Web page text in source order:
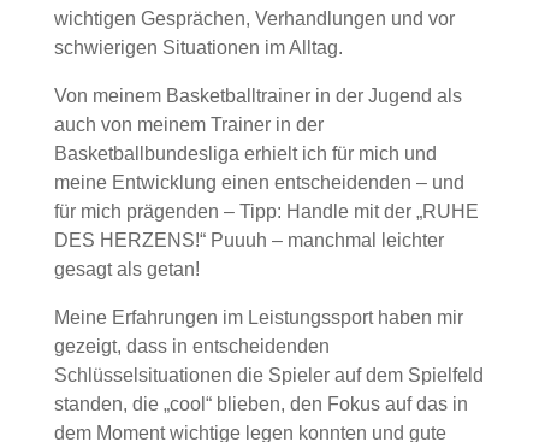
wichtigen Gesprächen, Verhandlungen und vor
schwierigen Situationen im Alltag.
Von meinem Basketballtrainer in der Jugend als
auch von meinem Trainer in der
Basketballbundesliga erhielt ich für mich und
meine Entwicklung einen entscheidenden – und
für mich prägenden – Tipp: Handle mit der „RUHE
DES HERZENS!“ Puuuh – manchmal leichter
gesagt als getan!
Meine Erfahrungen im Leistungssport haben mir
gezeigt, dass in entscheidenden
Schlüsselsituationen die Spieler auf dem Spielfeld
standen, die „cool“ blieben, den Fokus auf das in
dem Moment wichtige legen konnten und gute